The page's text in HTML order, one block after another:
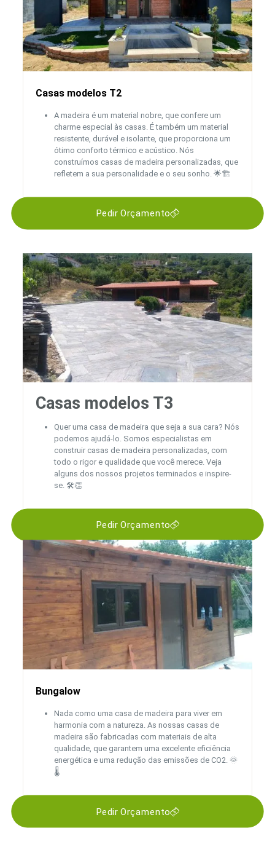
Casas modelos T2
A madeira é um material nobre, que confere um
charme especial às casas. É também um material
resistente, durável e isolante, que proporciona um
ótimo conforto térmico e acústico. Nós
construímos casas de madeira personalizadas, que
refletem a sua personalidade e o seu sonho. 🌟🏗️
Pedir Orçamento
Casas modelos T3
Quer uma casa de madeira que seja a sua cara? Nós
podemos ajudá-lo. Somos especialistas em
construir casas de madeira personalizadas, com
todo o rigor e qualidade que você merece. Veja
alguns dos nossos projetos terminados e inspire-
se. 🛠️👏
Pedir Orçamento
Bungalow
Nada como uma casa de madeira para viver em
harmonia com a natureza. As nossas casas de
madeira são fabricadas com materiais de alta
qualidade, que garantem uma excelente eficiência
energética e uma redução das emissões de CO2. 🌞
🌡️
Pedir Orçamento